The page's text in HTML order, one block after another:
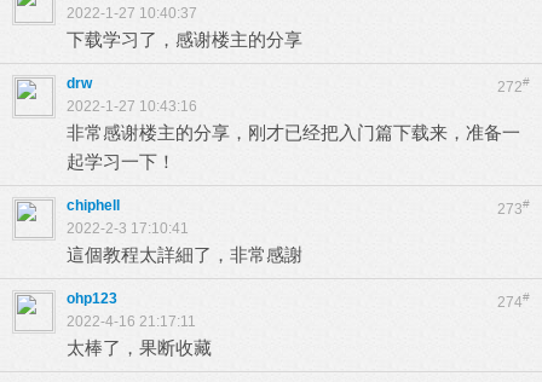
2022-1-27 10:40:37
下载学习了，感谢楼主的分享
272#
drw
2022-1-27 10:43:16
非常感谢楼主的分享，刚才已经把入门篇下载来，准备一
起学习一下！
273#
chiphell
2022-2-3 17:10:41
這個教程太詳細了，非常感謝
274#
ohp123
2022-4-16 21:17:11
太棒了，果断收藏